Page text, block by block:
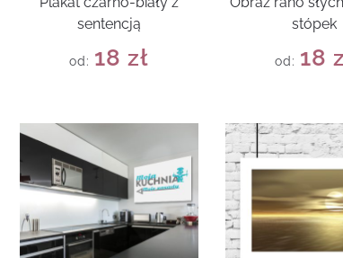
sentencją
od: 18zł
stópek
od: 18